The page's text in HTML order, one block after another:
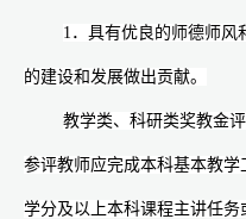
1 ．具有优良的师德师风
的建设和发展做出贡献。
教学类、科研类奖教金
参评教师应完成本科基本教
学分及以上本科课程主讲任